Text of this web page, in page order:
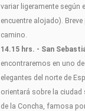
variar ligeramente según
encuentre alojado). Breve
camino.
14.15 hrs. - San
encontraremos en uno
elegantes del norte de
orientará sobre la ciudad
de la Concha, famosa